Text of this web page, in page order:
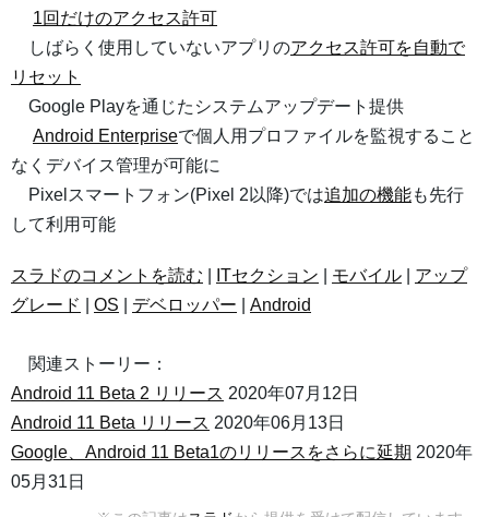
1回だけのアクセス許可
しばらく使用していないアプリのアクセス許可を自動で
リセット
Google Playを通じたシステムアップデート提供
Android Enterpriseで個人用プロファイルを監視すること
なくデバイス管理が可能に
Pixelスマートフォン(Pixel 2以降)では追加の機能も先行
して利用可能
スラドのコメントを読む ITセクション モバイル
アップ
グレード
OS デベロッパー Android
関連ストーリー：
Android 11 Beta 2 リリース 2020年07月12日
Android 11 Beta リリース 2020年06月13日
Google、Android 11 Beta1のリリースをさらに延期 2020年
05月31日